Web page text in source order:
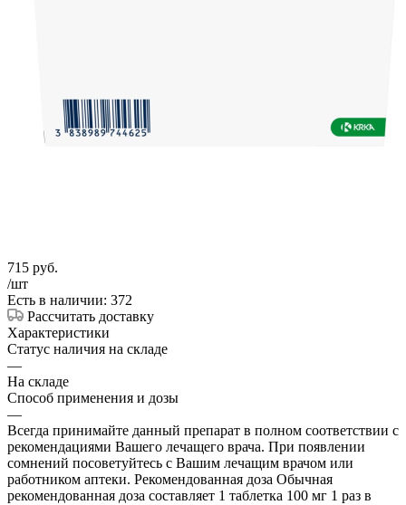
715 руб.
/шт
Есть в наличии: 372
Рассчитать доставку
Характеристики
Статус наличия на складе
—
На складе
Способ применения и дозы
—
Всегда принимайте данный препарат в полном соответствии с
рекомендациями Вашего лечащего врача. При появлении
сомнений посоветуйтесь с Вашим лечащим врачом или
работником аптеки. Рекомендованная доза Обычная
рекомендованная доза составляет 1 таблетка 100 мг 1 раз в